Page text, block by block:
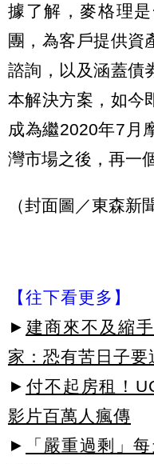
據了解，麥格理
團，為客戶提供資
諮詢，以及涵蓋債
本解決方案，如今
成為繼2020年7月
灣市場之後，再一
（封面圖／東森新
【往下看更多】
► 建商來不及縮
家：恐有苦日子要
► 付不起房租！
影片百萬人瘋傳
►
「嚴重過剩」